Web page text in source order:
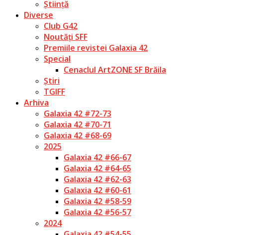
Știință
Diverse
Club G42
Noutăți SFF
Premiile revistei Galaxia 42
Special
Cenaclul ArtZONE SF Brăila
Știri
TGIFF
Arhiva
Galaxia 42 #72-73
Galaxia 42 #70-71
Galaxia 42 #68-69
2025
Galaxia 42 #66-67
Galaxia 42 #64-65
Galaxia 42 #62-63
Galaxia 42 #60-61
Galaxia 42 #58-59
Galaxia 42 #56-57
2024